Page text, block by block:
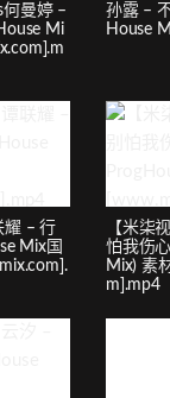
何曼婷 –
Mi
孙露 –
House
耀 – 行
Mix国
【米柒
怕我伤
Mix) 素
m].mp4